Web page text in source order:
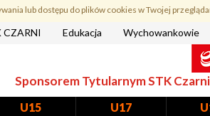
lub dostępu do plików cookies w Twojej
CZARNI Edukacja Wychowankowie
Sponsorem Tytularnym STK
U15 U17